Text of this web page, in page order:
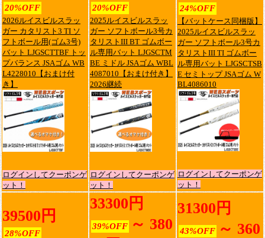
20%OFF
2026ルイスビルスラッ
ガー カタリスト3 TI ソ
フトボール用(ゴム3号)
バット LJGSCTTBF トッ
プバランス JSAゴム WB
L4228010【おまけ付
き】
ログインしてクーポンゲ
ット！
20%OFF
2025ルイスビルスラッ
ガー ソフトボール3号カ
タリストIII BT ゴムボー
ル専用バット LJGSCTM
BE ミドル JSAゴム WBL
4087010【おまけ付き】
2026継続
ログインしてクーポンゲ
ット！
24%OFF
【バットケース同梱版】
2025ルイスビルスラッ
ガー ソフトボール3号カ
タリストIII TI ゴムボー
ル専用バット LJGSCTSB
E セミトップ JSAゴム W
BL4086010
ログインしてクーポンゲ
ット！
39500円
28%OFF
33300円
39%OFF ～ 380
31300円
43%OFF ～ 360